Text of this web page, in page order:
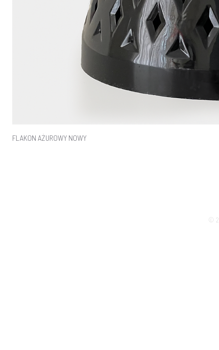
FLAKON AŻUROWY NOWY
©